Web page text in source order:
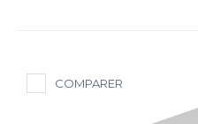
COMPARER